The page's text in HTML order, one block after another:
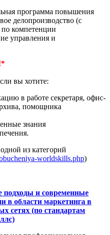
программа повышения
делопроизводство (с
по компетенции
управления и
вы хотите:
в работе секретаря, офис-
помощника
знания
из категорий
worldskills.php)
подходы и современные
в области маркетинга в
сетях (по стандартам